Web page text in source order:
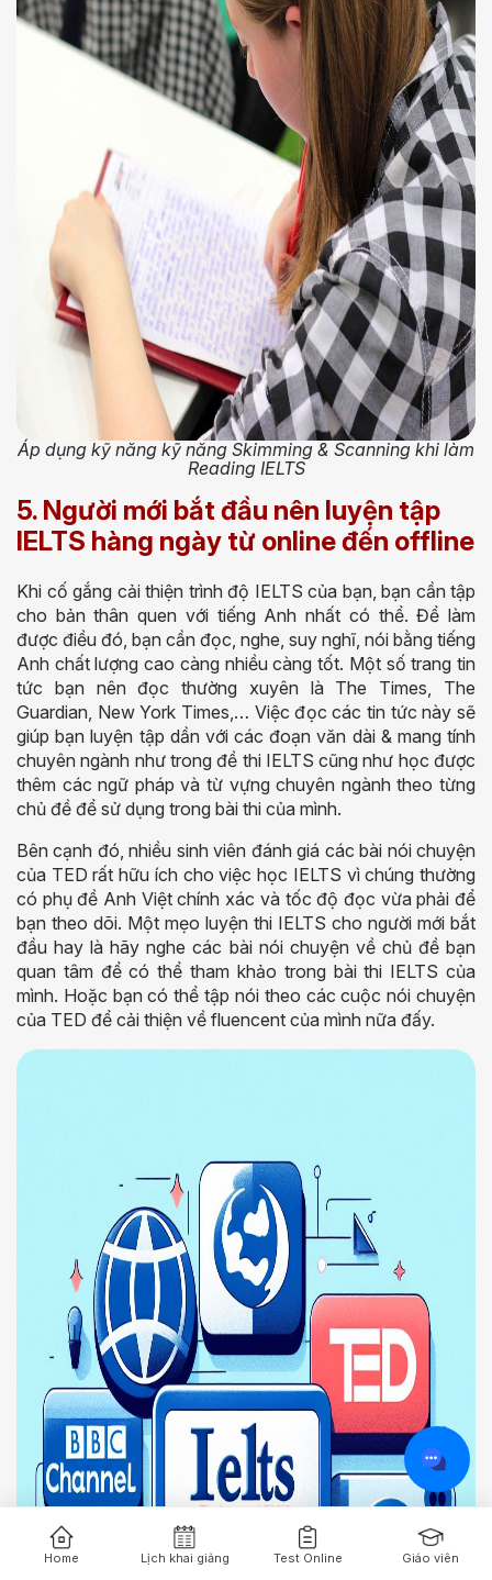
Áp dụng kỹ năng kỹ năng Skimming & Scanning khi làm
Reading IELTS
5. Người mới bắt đầu nên luyện tập
IELTS hàng ngày từ online đến offline
Khi cố gắng cải thiện trình độ IELTS của bạn, bạn cần tập
cho bản thân quen với tiếng Anh nhất có thể. Để làm
được điều đó, bạn cần đọc, nghe, suy nghĩ, nói bằng tiếng
Anh chất lượng cao càng nhiều càng tốt. Một số trang tin
tức bạn nên đọc thường xuyên là The Times, The
Guardian, New York Times,… Việc đọc các tin tức này sẽ
giúp bạn luyện tập dần với các đoạn văn dài & mang tính
chuyên ngành như trong đề thi IELTS cũng như học được
thêm các ngữ pháp và từ vựng chuyên ngành theo từng
chủ đề để sử dụng trong bài thi của mình.
Bên cạnh đó, nhiều sinh viên đánh giá các bài nói chuyện
của TED rất hữu ích cho việc học IELTS vì chúng thường
có phụ đề Anh Việt chính xác và tốc độ đọc vừa phải để
bạn theo dõi. Một mẹo luyện thi IELTS cho người mới bắt
đầu hay là hãy nghe các bài nói chuyện về chủ đề bạn
quan tâm để có thể tham khảo trong bài thi IELTS của
mình. Hoặc bạn có thể tập nói theo các cuộc nói chuyện
của TED để cải thiện về fluencent của mình nữa đấy.
Home Lịch khai giảng Test Online Giáo viên